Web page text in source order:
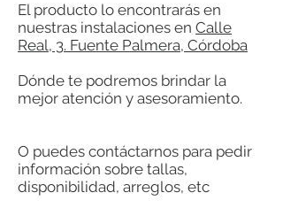
El producto lo encontrarás en
nuestras instalaciones en Calle
Real, 3. Fuente Palmera, Córdoba
Dónde te podremos brindar la
mejor atención y asesoramiento.
O puedes contáctarnos para pedir
información sobre tallas,
disponibilidad, arreglos, etc